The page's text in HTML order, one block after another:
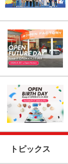
トピックス